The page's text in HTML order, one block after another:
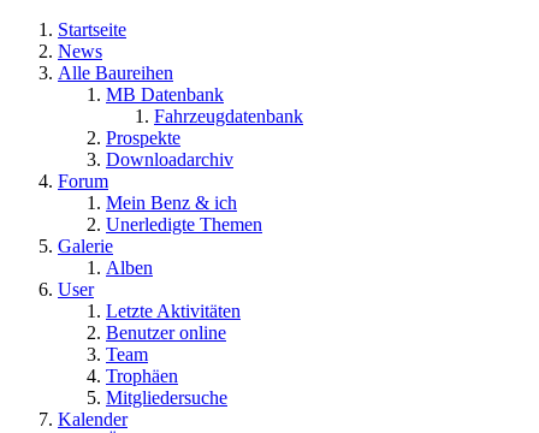
Startseite
News
Alle Baureihen
MB Datenbank
Fahrzeugdatenbank
Prospekte
Downloadarchiv
Forum
Mein Benz & ich
Unerledigte Themen
Galerie
Alben
User
Letzte Aktivitäten
Benutzer online
Team
Trophäen
Mitgliedersuche
Kalender